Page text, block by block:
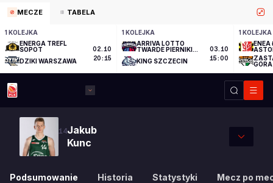
MECZE TABELA
1 KOLEJKA
ENERGA TREFL
SOPOT
DZIKI WARSZAWA
02.10
20:15
1 KOLEJKA
ARRIVA LOTTO
TWARDE PIERNIKI
KING SZCZECIN
03.10
15:00
1 KOLEJKA
ENEA
GÓRA
14Jakub
Kunc
Podsumowanie Historia Statystyki Mecz po